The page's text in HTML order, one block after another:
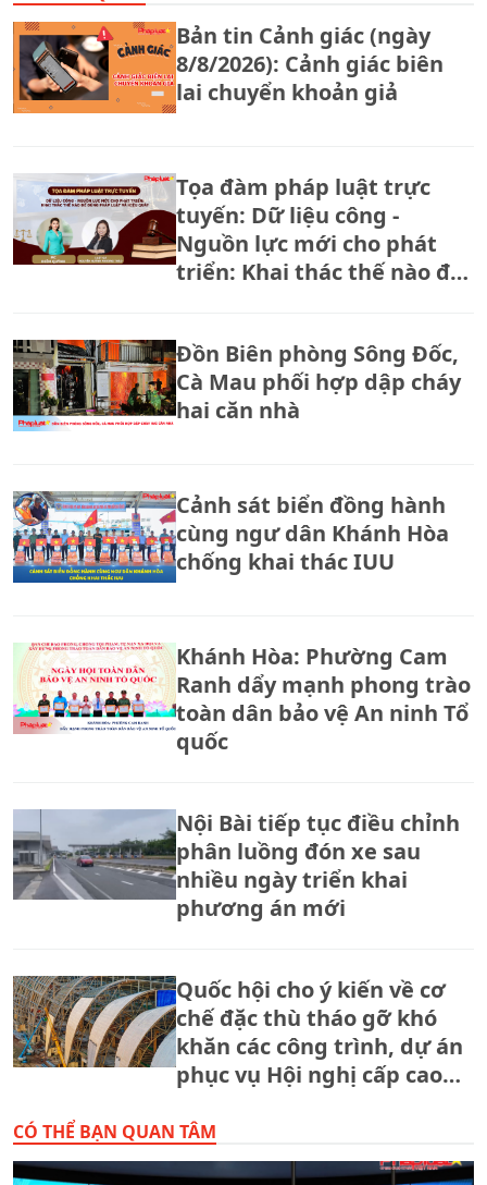
Bản tin Cảnh giác (ngày
8/8/2026): Cảnh giác biên
lai chuyển khoản giả
Tọa đàm pháp luật trực
tuyến: Dữ liệu công -
Nguồn lực mới cho phát
triển: Khai thác thế nào để
Đồn Biên phòng Sông Đốc,
Cà Mau phối hợp dập cháy
hai căn nhà
Cảnh sát biển đồng hành
cùng ngư dân Khánh Hòa
chống khai thác IUU
Khánh Hòa: Phường Cam
Ranh dẩy mạnh phong trào
toàn dân bảo vệ An ninh Tổ
quốc
Nội Bài tiếp tục điều chỉnh
phân luồng đón xe sau
nhiều ngày triển khai
phương án mới
Quốc hội cho ý kiến về cơ
chế đặc thù tháo gỡ khó
khăn các công trình, dự án
phục vụ Hội nghị cấp cao
CÓ THỂ BẠN QUAN TÂM